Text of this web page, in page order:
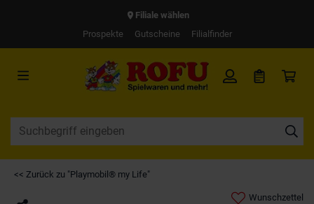
Filiale wählen
Prospekte
Gutscheine Filialfinder
<< Zurück zu "Playmobil® my Life"
Wunschzettel